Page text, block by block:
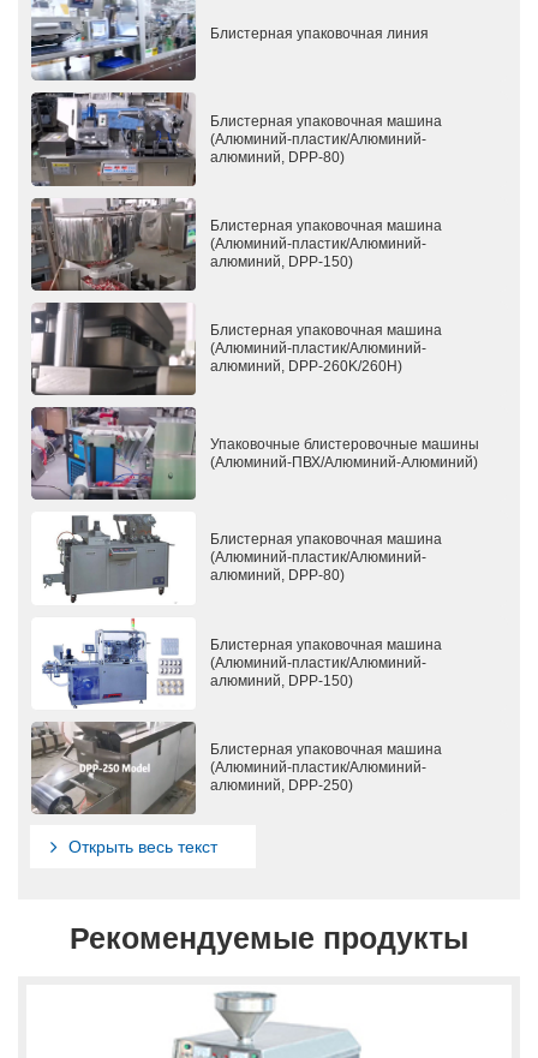
Блистерная упаковочная линия
Блистерная упаковочная машина
(Алюминий-пластик/Алюминий-
алюминий, DPP-80)
Блистерная упаковочная машина
(Алюминий-пластик/Алюминий-
алюминий, DPP-150)
Блистерная упаковочная машина
(Алюминий-пластик/Алюминий-
алюминий, DPP-260K/260H)
Упаковочные блистеровочные машины
(Алюминий-ПВХ/Алюминий-Алюминий)
Блистерная упаковочная машина
(Алюминий-пластик/Алюминий-
алюминий, DPP-80)
Блистерная упаковочная машина
(Алюминий-пластик/Алюминий-
алюминий, DPP-150)
Блистерная упаковочная машина
(Алюминий-пластик/Алюминий-
алюминий, DPP-250)
Открыть весь текст
Рекомендуемые продукты